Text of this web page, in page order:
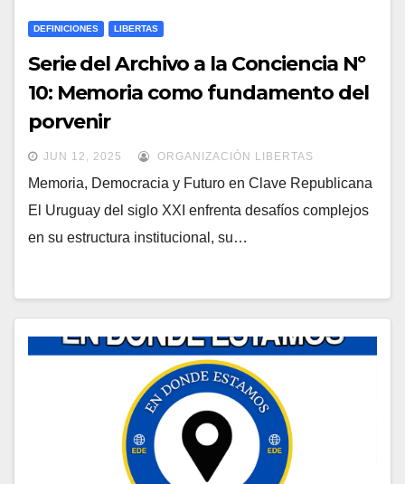
DEFINICIONES LIBERTAS
Serie del Archivo a la Conciencia Nº
10: Memoria como fundamento del
porvenir
JUN 12, 2025 ORGANIZACIÓN LIBERTAS
Memoria, Democracia y Futuro en Clave Republicana
El Uruguay del siglo XXI enfrenta desafíos complejos
en su estructura institucional, su…